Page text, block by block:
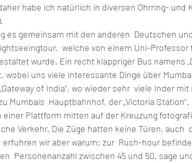
habe ich natürlich in diversen Ohrring-
es gemeinsam mit den anderen  Deutschen
welche von einem Uni-
wurde. Ein recht klappriger Bus namens
wobei uns viele interessante Dinge über
of India“, wo wieder sehr  viele Inder
Mumbais  Hauptbahnhof, der „Victoria
einer Plattform mitten auf der Kreuzung
Verkehr. Die Züge hatten keine Türen, auch
erfuhren wir aber warum: zur  Rush-hour
Personenanzahl zwischen 45 und 50, sage